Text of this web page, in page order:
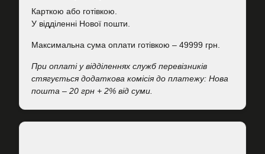
Карткою або готівкою.
У відділенні Нової пошти.
Максимальна сума оплати готівкою – 49999 грн.
При оплаті у відділеннях служб перевізників
стягується додаткова комісія до платежу: Нова
пошта – 20 грн + 2% від суми.